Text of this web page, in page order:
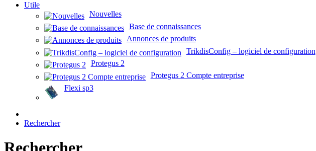
Utile
Nouvelles
Base de connaissances
Annonces de produits
TrikdisConfig – logiciel de configuration
Protegus 2
Protegus 2 Compte entreprise
Flexi sp3
Rechercher